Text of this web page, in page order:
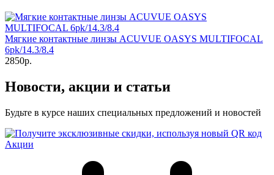
Мягкие контактные линзы ACUVUE OASYS MULTIFOCAL
6pk/14.3/8.4
2850р.
Новости, акции и статьи
Будьте в курсе наших специальных предложений и новостей
Акции